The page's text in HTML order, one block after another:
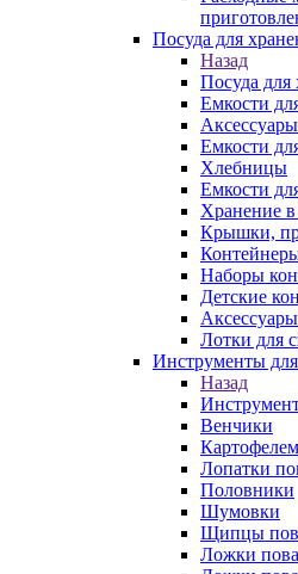
Посуда для
Назад
Посуда для
Емкости
Емкости
Хлебницы
Емкости
Хранение
Крышки,
Наборы
Детские
Лотки для
Инструменты
Назад
Венчики
Лопатки
Половники
Шумовки
Щипцы
Ложки